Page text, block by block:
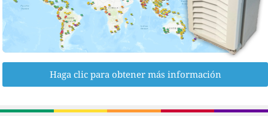
Haga clic para obtener más información